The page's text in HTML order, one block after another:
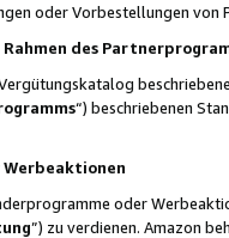
oder Vorbestellungen
des
“) beschriebenen
oder
”) zu verdienen. Amazon